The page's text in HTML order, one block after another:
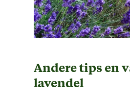
Andere tips en
lavendel